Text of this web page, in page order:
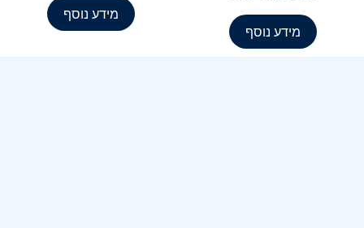
מידע נוסף
מידע נוסף